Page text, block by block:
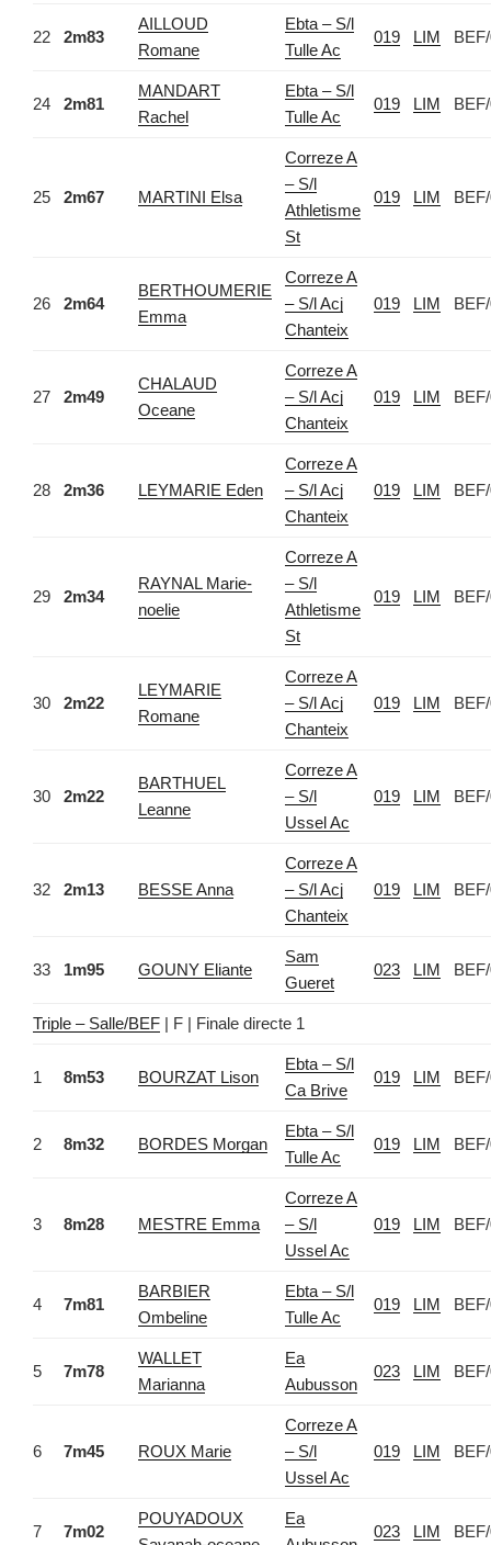
22 2m83
AILLOUD
Romane
Ebta – S/l
Tulle Ac
019 LIM
24 2m81
MANDART
Rachel
Ebta – S/l
Tulle Ac
019 LIM
25 2m67 MARTINI Elsa
Correze A
– S/l
Athletisme
St
019 LIM
26 2m64
BERTHOUMERIE
Emma
Correze A
– S/l Acj
Chanteix
019 LIM
27 2m49
CHALAUD
Oceane
Correze A
– S/l Acj
Chanteix
019 LIM
28 2m36 LEYMARIE Eden
Correze A
– S/l Acj
Chanteix
019 LIM
29 2m34
RAYNAL Marie-
noelie
Correze A
– S/l
Athletisme
St
019 LIM
30 2m22
LEYMARIE
Romane
Correze A
– S/l Acj
Chanteix
019 LIM
30 2m22
BARTHUEL
Leanne
Correze A
– S/l
Ussel Ac
019 LIM
32 2m13 BESSE Anna
Correze A
– S/l Acj
Chanteix
019 LIM
33 1m95 GOUNY Eliante
Sam
Gueret
023 LIM
Triple – Salle/BEF | F | Finale directe 1
1 8m53 BOURZAT Lison
Ebta – S/l
Ca Brive
019 LIM
2 8m32 BORDES Morgan
Ebta – S/l
Tulle Ac
019 LIM
3 8m28 MESTRE Emma
Correze A
– S/l
Ussel Ac
019 LIM
4 7m81
BARBIER
Ombeline
Ebta – S/l
Tulle Ac
019 LIM
5 7m78
WALLET
Marianna
Ea
Aubusson
023 LIM
6 7m45 ROUX Marie
Correze A
– S/l
Ussel Ac
019 LIM
7 7m02
POUYADOUX
Ea
023 LIM